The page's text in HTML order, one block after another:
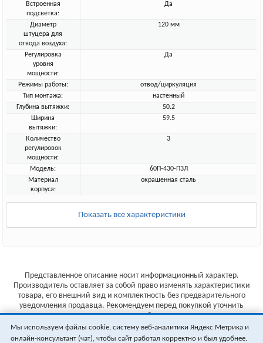
Встроенная
подсветка:
Да
Диаметр
штуцера для
отвода воздуха:
120 мм
Регулировка
уровня
мощности:
Да
Режимы работы:
отвод/циркуляция
Тип монтажа:
настенный
Глубина вытяжки:
50.2
Ширина
вытяжки:
59.5
Количество
регулировок
мощности:
3
Модель:
60П-430-П3Л
Материал
корпуса:
окрашенная сталь
Показать все характеристики
Представленное описание носит информационный характер.
Производитель оставляет за собой право изменять характеристики
товара, его внешний вид и комплектность без предварительного
уведомления продавца. Рекомендуем перед покупкой уточнить
характеристики товара на сайте производителя.
Указанные цены не являются публичной офертой (ст.435 ГК РФ).
Мы используем файлы cookie, систему веб-аналитики Яндекс Метрика и
онлайн-консультант (чат), чтобы сайт работал корректно и был удобнее.